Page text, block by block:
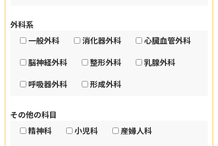
外科系
一般外科
消化器外科
心臓血管外科
脳神経外科
整形外科
乳腺外科
呼吸器外科
形成外科
その他の科目
精神科
小児科
産婦人科